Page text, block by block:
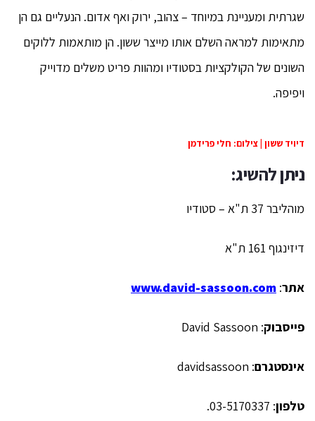
שגרתית ומעניינת במיוחד – צהוב, ירוק ואף אדום. הנעליים גם הן
מתאימות למראה השלם אותו מייצר ששון. הן מותאמות ללוקים
השונים של הקולקציות בסטודיו ומהוות פריט משלים מדוייק
ויפיפה.
דיויד ששון | צילום: חלי פרידמן
ניתן להשיג:
מוהליבר 37 ת"א – סטודיו
דיזינגוף 161 ת"א
אתר:
www.david-sassoon.com
פייסבוק: David Sassoon
אינסטגרם: davidsassoon
טלפון: 03-5170337.